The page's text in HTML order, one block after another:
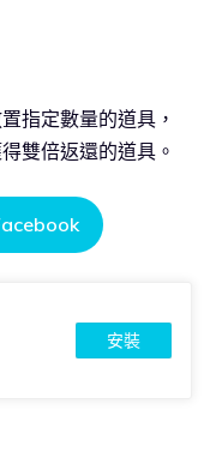
指定數量的道具，
雙倍返還的道具。
安裝